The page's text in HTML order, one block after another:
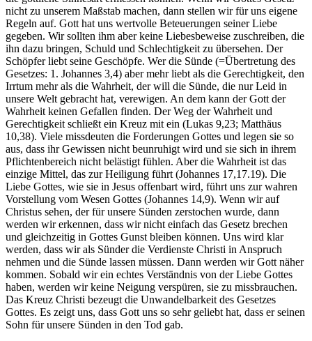
nicht zu unserem Maßstab machen, dann stellen wir für uns eigene
Regeln auf. Gott hat uns wertvolle Beteuerungen seiner Liebe
gegeben. Wir sollten ihm aber keine Liebesbeweise zuschreiben, die
ihn dazu bringen, Schuld und Schlechtigkeit zu übersehen. Der
Schöpfer liebt seine Geschöpfe. Wer die Sünde (=Übertretung des
Gesetzes: 1. Johannes 3,4) aber mehr liebt als die Gerechtigkeit, den
Irrtum mehr als die Wahrheit, der will die Sünde, die nur Leid in
unsere Welt gebracht hat, verewigen. An dem kann der Gott der
Wahrheit keinen Gefallen finden. Der Weg der Wahrheit und
Gerechtigkeit schließt ein Kreuz mit ein (Lukas 9,23; Matthäus
10,38). Viele missdeuten die Forderungen Gottes und legen sie so
aus, dass ihr Gewissen nicht beunruhigt wird und sie sich in ihrem
Pflichtenbereich nicht belästigt fühlen. Aber die Wahrheit ist das
einzige Mittel, das zur Heiligung führt (Johannes 17,17.19). Die
Liebe Gottes, wie sie in Jesus offenbart wird, führt uns zur wahren
Vorstellung vom Wesen Gottes (Johannes 14,9). Wenn wir auf
Christus sehen, der für unsere Sünden zerstochen wurde, dann
werden wir erkennen, dass wir nicht einfach das Gesetz brechen
und gleichzeitig in Gottes Gunst bleiben können. Uns wird klar
werden, dass wir als Sünder die Verdienste Christi in Anspruch
nehmen und die Sünde lassen müssen. Dann werden wir Gott näher
kommen. Sobald wir ein echtes Verständnis von der Liebe Gottes
haben, werden wir keine Neigung verspüren, sie zu missbrauchen.
Das Kreuz Christi bezeugt die Unwandelbarkeit des Gesetzes
Gottes. Es zeigt uns, dass Gott uns so sehr geliebt hat, dass er seinen
Sohn für unsere Sünden in den Tod gab.